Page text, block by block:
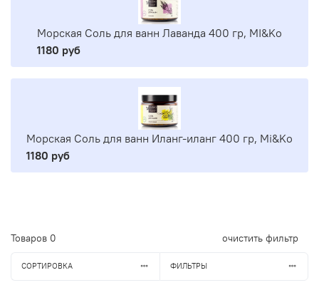
Товаров 0 очистить фильтр
СОРТИРОВКА ФИЛЬТРЫ
Морская Соль для ванн Лаванда 400 гр, MI&Ko
1180 руб
Морская Соль для ванн Иланг-иланг 400 гр, Mi&Ko
1180 руб